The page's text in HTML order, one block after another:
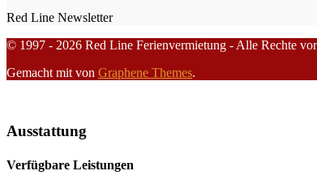
Red Line Newsletter
© 1997 - 2026 Red Line Ferienvermietung - Alle Rechte
Gemacht mit von Graphene Themes.
Ausstattung
Verfügbare Leistungen